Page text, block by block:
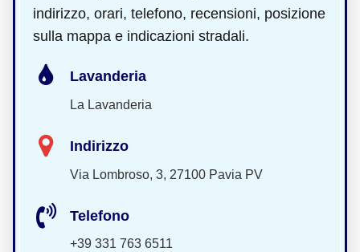
indirizzo, orari, telefono, recensioni, posizione
sulla mappa e indicazioni stradali.
Lavanderia
La Lavanderia
Indirizzo
Via Lombroso, 3, 27100 Pavia PV
Telefono
+39 331 763 6511